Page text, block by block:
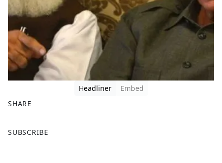
Headliner
Embed
SHARE
a
SUBSCRIBE